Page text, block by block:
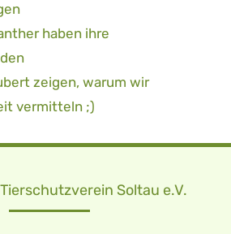
haben ihre
zeigen, warum wir
vermitteln ;)
Soltau e.V.